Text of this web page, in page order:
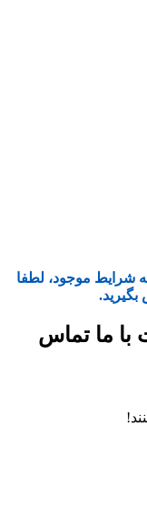
شرایط موجود، لطفا
ما تماس